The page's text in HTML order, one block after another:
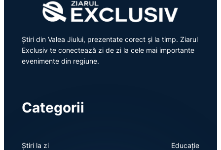
Știri din Valea Jiului, prezentate corect și la timp. Ziarul
Exclusiv te conectează zi de zi la cele mai importante
evenimente din regiune.
Categorii
Știri la zi Educație